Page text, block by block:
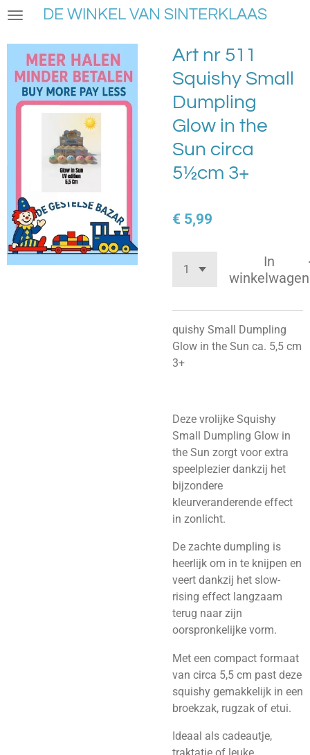
Ga
naar
hoofdinhoud
DE WINKEL VAN SINTERKLAAS
Art nr 511
Squishy Small
Dumpling
Glow in the
Sun circa
5½cm 3+
€ 5,99
In
winkelwagen
quishy Small Dumpling
Glow in the Sun ca. 5,5 cm
3+
Deze vrolijke Squishy
Small Dumpling Glow in
the Sun zorgt voor extra
speelplezier dankzij het
bijzondere
kleurveranderende effect
in zonlicht.
De zachte dumpling is
heerlijk om in te knijpen en
veert dankzij het slow-
rising effect langzaam
terug naar zijn
oorspronkelijke vorm.
Met een compact formaat
van circa 5,5 cm past deze
squishy gemakkelijk in een
broekzak, rugzak of etui.
Ideaal als cadeautje,